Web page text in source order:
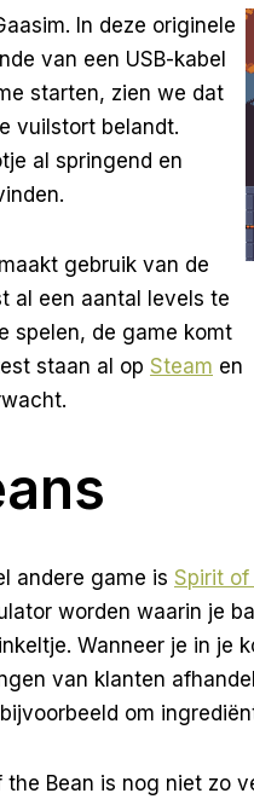
In deze originele
van een USB-kabel
starten, zien we dat
vuilstort belandt.
al springend en
gebruik van de
al een aantal levels te
spelen, de game komt
staan al op Steam en
andere game is Spirit of
worden waarin je
Wanneer je in je
van klanten
om
the Bean is nog niet zo